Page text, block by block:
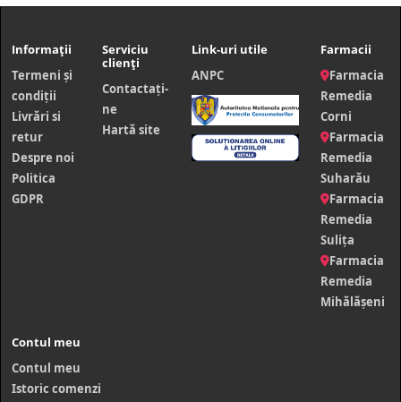
Informații
Termeni și
condiții
Livrări si
retur
Despre noi
Politica
GDPR
Serviciu
clienți
Contactaţi-
ne
Hartă site
Link-uri utile
ANPC
Farmacii
Farmacia
Remedia
Corni
Farmacia
Remedia
Suharău
Farmacia
Remedia
Sulița
Farmacia
Remedia
Mihălășeni
Contul meu
Contul meu
Istoric comenzi